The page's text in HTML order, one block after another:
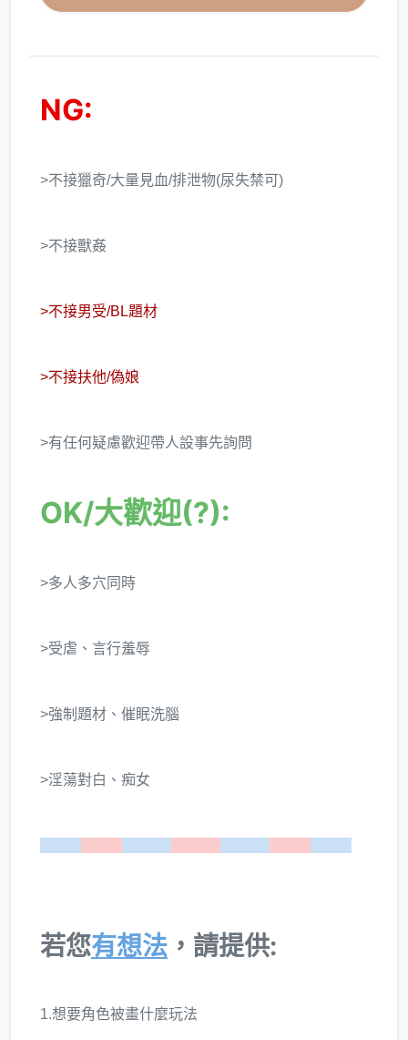
NG:
>不接獵奇/大量見血/排泄物(尿失禁可)
>不接獸姦
>不接男受/BL題材
>不接扶他/偽娘
>有任何疑慮歡迎帶人設事先詢問
OK/大歡迎(?):
>多人多穴同時
>受虐、言行羞辱
>強制題材、催眠洗腦
>淫蕩對白、痴女
若您有想法 ，請提供:
1.想要角色被畫什麼玩法